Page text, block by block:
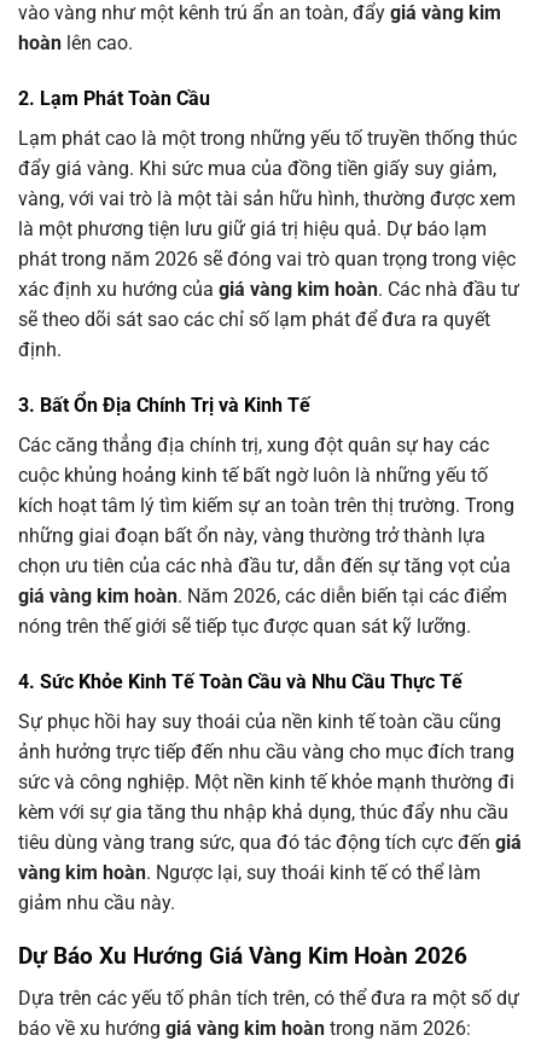
vào vàng như một kênh trú ẩn an toàn, đẩy giá vàng kim
hoàn lên cao.
2. Lạm Phát Toàn Cầu
Lạm phát cao là một trong những yếu tố truyền thống thúc
đẩy giá vàng. Khi sức mua của đồng tiền giấy suy giảm,
vàng, với vai trò là một tài sản hữu hình, thường được xem
là một phương tiện lưu giữ giá trị hiệu quả. Dự báo lạm
phát trong năm 2026 sẽ đóng vai trò quan trọng trong việc
xác định xu hướng của giá vàng kim hoàn. Các nhà đầu tư
sẽ theo dõi sát sao các chỉ số lạm phát để đưa ra quyết
định.
3. Bất Ổn Địa Chính Trị và Kinh Tế
Các căng thẳng địa chính trị, xung đột quân sự hay các
cuộc khủng hoảng kinh tế bất ngờ luôn là những yếu tố
kích hoạt tâm lý tìm kiếm sự an toàn trên thị trường. Trong
những giai đoạn bất ổn này, vàng thường trở thành lựa
chọn ưu tiên của các nhà đầu tư, dẫn đến sự tăng vọt của
giá vàng kim hoàn. Năm 2026, các diễn biến tại các điểm
nóng trên thế giới sẽ tiếp tục được quan sát kỹ lưỡng.
4. Sức Khỏe Kinh Tế Toàn Cầu và Nhu Cầu Thực Tế
Sự phục hồi hay suy thoái của nền kinh tế toàn cầu cũng
ảnh hưởng trực tiếp đến nhu cầu vàng cho mục đích trang
sức và công nghiệp. Một nền kinh tế khỏe mạnh thường đi
kèm với sự gia tăng thu nhập khả dụng, thúc đẩy nhu cầu
tiêu dùng vàng trang sức, qua đó tác động tích cực đến giá
vàng kim hoàn. Ngược lại, suy thoái kinh tế có thể làm
giảm nhu cầu này.
Dự Báo Xu Hướng Giá Vàng Kim Hoàn 2026
Dựa trên các yếu tố phân tích trên, có thể đưa ra một số dự
báo về xu hướng giá vàng kim hoàn trong năm 2026: